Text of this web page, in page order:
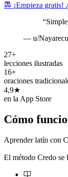
¡Empieza gratis!
— u/
27+
lecciones ilustradas
16+
oraciones
4,9★
en la App Store
Cómo
Aprender latín con
El método Credo se